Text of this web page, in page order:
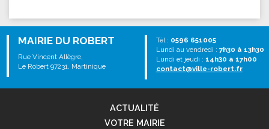
MAIRIE DU ROBERT
Rue Vincent Allègre,
Le Robert 97231, Martinique
Tél : 0596 651005
Lundi au vendredi : 7h30 à 13h30
Lundi et jeudi : 14h30 à 17h00
contact@ville-robert.fr
ACTUALITÉ
VOTRE MAIRIE